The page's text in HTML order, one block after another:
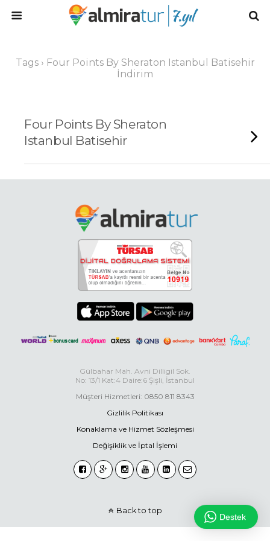
Tags › Four Points By Sheraton Istanbul Batisehir
İndirim
Four Points By Sheraton
Istanbul Batisehir
Gülbahar Mah. Avni Dilligil Sok.
No: 13/1 Kat:4 Daire:6 Şişli, İstanbul
Müşteri Hizmetleri: 0850 811 8343
Gizlilik Politikası
Konaklama ve Hizmet Sözleşmesi
Değişiklik ve İptal İşlemi
Back to top
Destek